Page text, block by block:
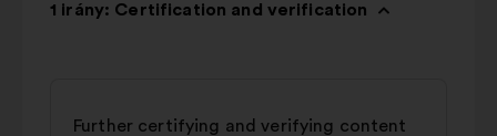
1 irány: Certification and verification
Further certifying and verifying content